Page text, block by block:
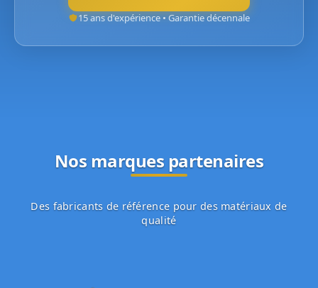
15 ans d'expérience • Garantie décennale
Nos marques partenaires
Des fabricants de référence pour des matériaux de
qualité